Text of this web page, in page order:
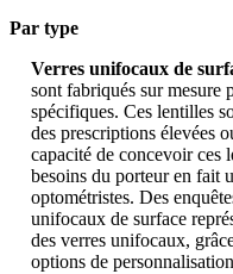
Par type
Verres unifocaux de
sont fabriqués sur mesure
spécifiques. Ces lentilles
des prescriptions élevées
capacité de concevoir ces
besoins du porteur en fait
optométristes. Des
unifocaux de surface
des verres unifocaux,
options de